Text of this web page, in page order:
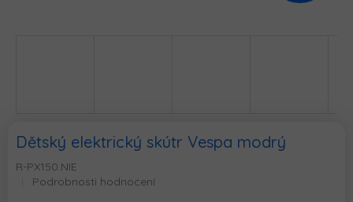
Dětský elektrický skútr Vespa modrý
R-PX150.NIE
Průměrné
Podrobnosti hodnocení